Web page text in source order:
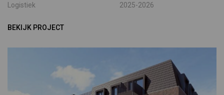
Logistiek
2025-2026
BEKIJK PROJECT